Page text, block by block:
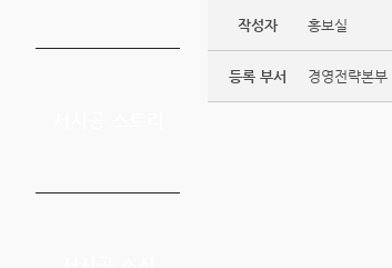
작성자 홍보실
등록 부서 경영전략본부